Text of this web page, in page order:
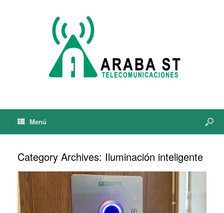
Menú
Category Archives: Iluminación inteligente